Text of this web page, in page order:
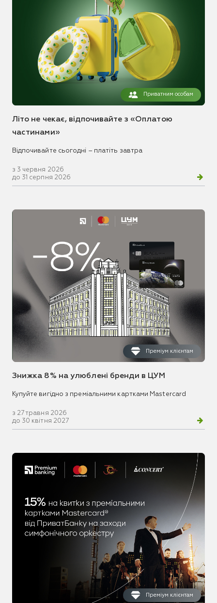
Приватним особам
Літо не чекає, відпочивайте з «Оплатою
частинами»
Відпочивайте сьогодні – платіть завтра
з 3 червня 2026
до 31 серпня 2026
Преміум клієнтам
Знижка 8% на улюблені бренди в ЦУМ
Купуйте вигідно з преміальними картками Mastercard
з 27 травня 2026
до 30 квітня 2027
Преміум клієнтам